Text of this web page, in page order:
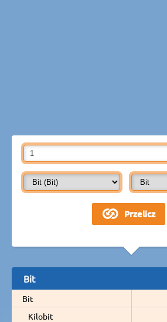
Bit
Bit
Kilobit